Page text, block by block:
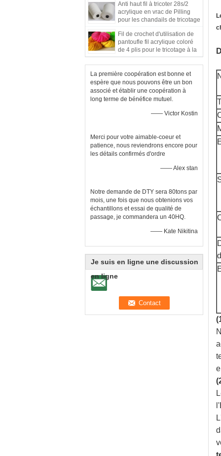
le fil mélangé mesurent les
cheveux 70G
Anti haut fil à tricoter 28s/2
acrylique en vrac de Pilling
pour les chandails de tricotage
Fil de crochet d'utilisation de
pantoufle fil acrylique coloré
de 4 plis pour le tricotage à la
main
La première coopération est bonne et
espère que nous pouvons être un bon
associé et établir une coopération à
long terme de bénéfice mutuel.
—— Victor Kostin
Merci pour votre aimable-coeur et
patience, nous reviendrons encore pour
les détails confirmés d'ordre
—— Alex stan
Notre demande de DTY sera 80tons par
mois, une fois que nous obtenions vos
échantillons et essai de qualité de
passage, je commandera un 40HQ.
—— Kate Nikitina
Je suis en ligne une discussion
en ligne